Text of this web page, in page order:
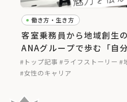
働き方・生き方
客室乗務員から地域創生
ANAグループで歩む「自
#トップ記事 #ライフストーリー #
#女性のキャリア